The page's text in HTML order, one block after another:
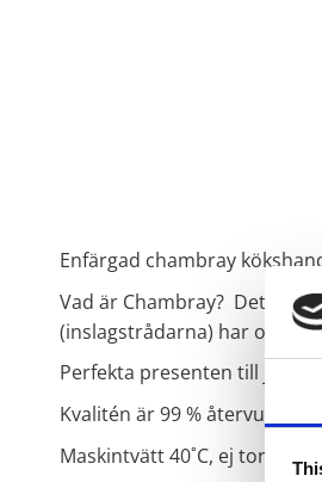
Enfärgad chambray
Vad är Chambray? Det
(inslagstrådarna) har olika
Perfekta presenten till jägaren.
Kvalitén är 99 % återvunnet
Maskintvätt 40˚C, ej